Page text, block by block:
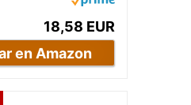
18,58 EUR
en Amazon